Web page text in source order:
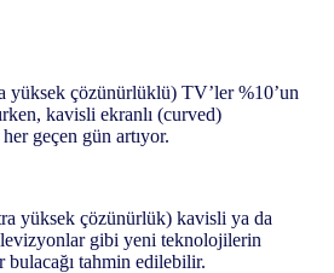
çözünürlüklü) TV’ler %10’un
kavisli ekranlı (curved)
geçen gün artıyor.
yüksek çözünürlük) kavisli ya da
gibi yeni teknolojilerin
bulacağı tahmin edilebilir.